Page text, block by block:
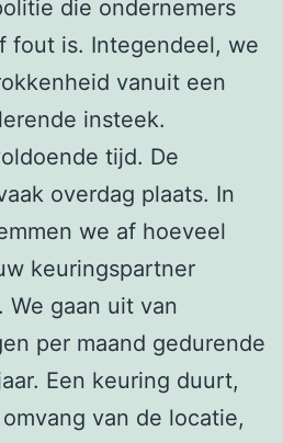
die ondernemers
fout is. Integendeel, we
vanuit een
insteek.
tijd. De
overdag plaats. In
we af hoeveel
keuringspartner
gaan uit van
per maand gedurende
Een keuring duurt,
van de locatie,